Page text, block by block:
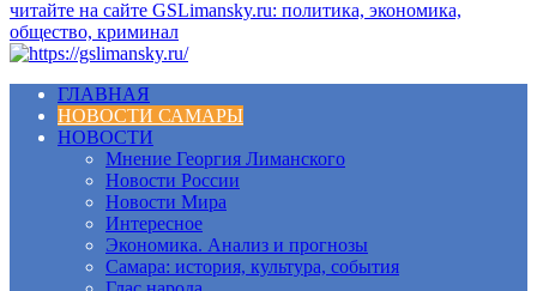
ГЛАВНАЯ
НОВОСТИ САМАРЫ
НОВОСТИ
Мнение Георгия Лиманского
Новости России
Новости Мира
Интересное
Экономика. Анализ и прогнозы
Самара: история, культура, события